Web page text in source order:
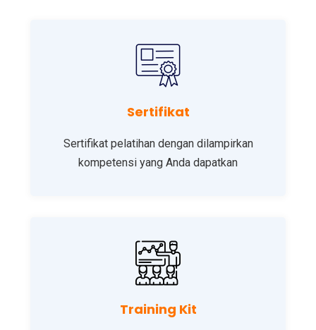
Sertifikat
Sertifikat pelatihan dengan dilampirkan
kompetensi yang Anda dapatkan
Training Kit